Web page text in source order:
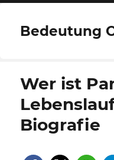
Bedeutung
Wer ist
Biografie